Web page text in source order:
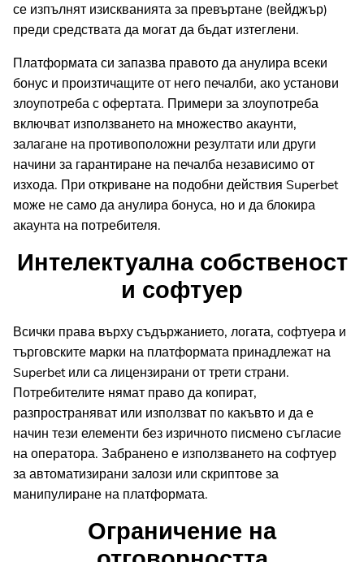
се изпълнят изискванията за превъртане (вейджър)
преди средствата да могат да бъдат изтеглени.
Платформата си запазва правото да анулира всеки
бонус и произтичащите от него печалби, ако установи
злоупотреба с офертата. Примери за злоупотреба
включват използването на множество акаунти,
залагане на противоположни резултати или други
начини за гарантиране на печалба независимо от
изхода. При откриване на подобни действия Superbet
може не само да анулира бонуса, но и да блокира
акаунта на потребителя.
Интелектуална собственост
и софтуер
Всички права върху съдържанието, логата, софтуера и
търговските марки на платформата принадлежат на
Superbet или са лицензирани от трети страни.
Потребителите нямат право да копират,
разпространяват или използват по какъвто и да е
начин тези елементи без изричното писмено съгласие
на оператора. Забранено е използването на софтуер
за автоматизирани залози или скриптове за
манипулиране на платформата.
Ограничение на